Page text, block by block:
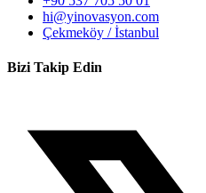
hi@yinovasyon.com
Çekmeköy / İstanbul
Bizi Takip Edin